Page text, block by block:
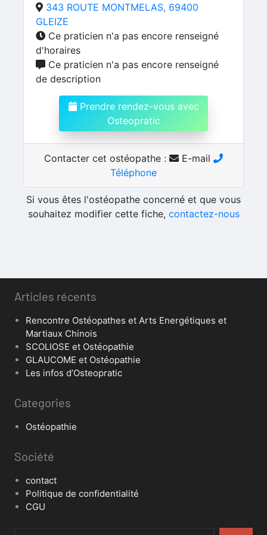
343 ROUTE MONTMELAS, 69400
GLEIZE
Ce praticien n'a pas encore renseigné
d'horaires
Ce praticien n'a pas encore renseigné
de description
Prendre rendez-vous avec
Osteopratic
Contacter cet ostéopathe :
E-mail
Téléphone
Si vous êtes l'ostéopathe concerné et que vous
souhaitez modifier cette fiche, contactez-nous
Articles récents
Rencontre Ostéopathes et Arts Energétiques et
Martiaux Chinois
SCOLIOSE et Ostéopathie
GLAUCOME et Ostéopathie
Les infos d’Osteopratic
Categories
Ostéopathie
Société
contact
Politique de confidentialité
CGU